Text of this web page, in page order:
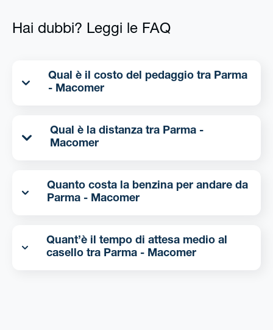
Hai dubbi? Leggi le FAQ
Qual è il costo del pedaggio tra Parma
- Macomer
Qual è la distanza tra Parma -
Macomer
Quanto costa la benzina per andare da
Parma - Macomer
Quant’è il tempo di attesa medio al
casello tra Parma - Macomer